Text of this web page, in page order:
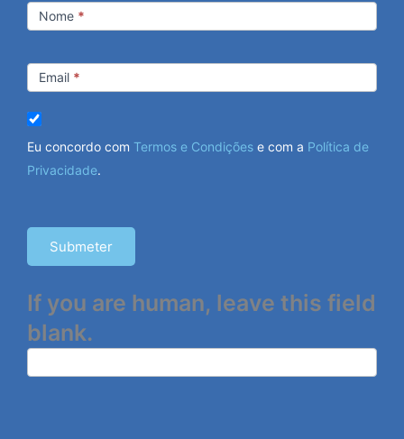
Nome *
Email *
Eu concordo com Termos e Condições e com a Política de
Privacidade.
Submeter
If you are human, leave this field
blank.